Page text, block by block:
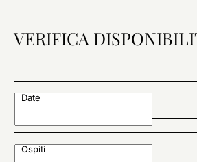
VERIFICA
Date
Ospiti